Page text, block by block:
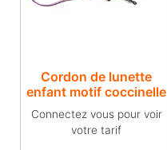
Cordon de lunette
enfant motif coccinelle
Connectez vous pour voir
votre tarif